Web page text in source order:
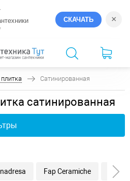
СКАЧАТЬ ×
Сатинированная
сатинированная
Fap Ceramiche